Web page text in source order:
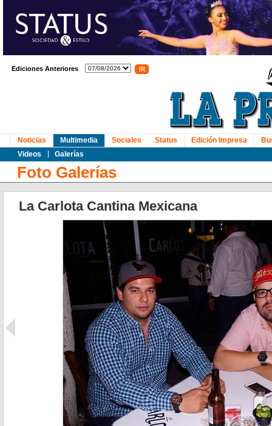
Ediciones Anteriores
Noticias
Multimedia
Videos
Galerías
Sociales Status Edición Impresa
Foto Galerías
La Carlota Cantina Mexicana